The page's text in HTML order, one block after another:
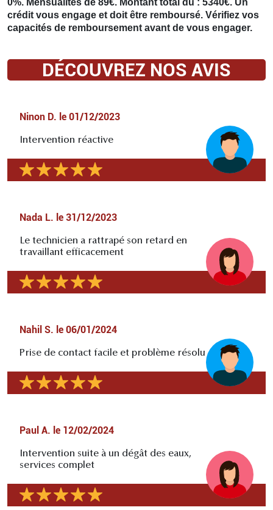
crédit vous engage et doit être remboursé. Vérifiez vos
capacités de remboursement avant de vous engager.
DÉCOUVREZ NOS AVIS
Ninon D. le 01/12/2023
Intervention réactive
Nada L. le 31/12/2023
Le technicien a rattrapé son retard en
travaillant efficacement
Nahil S. le 06/01/2024
Prise de contact facile et problème résolu
Paul A. le 12/02/2024
Intervention suite à un dégât des eaux,
services complet